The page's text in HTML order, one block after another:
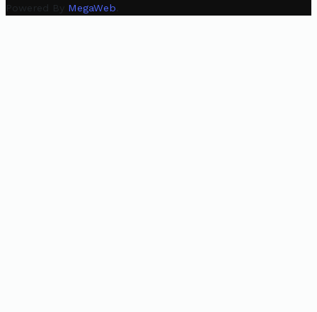
Powered By MegaWeb